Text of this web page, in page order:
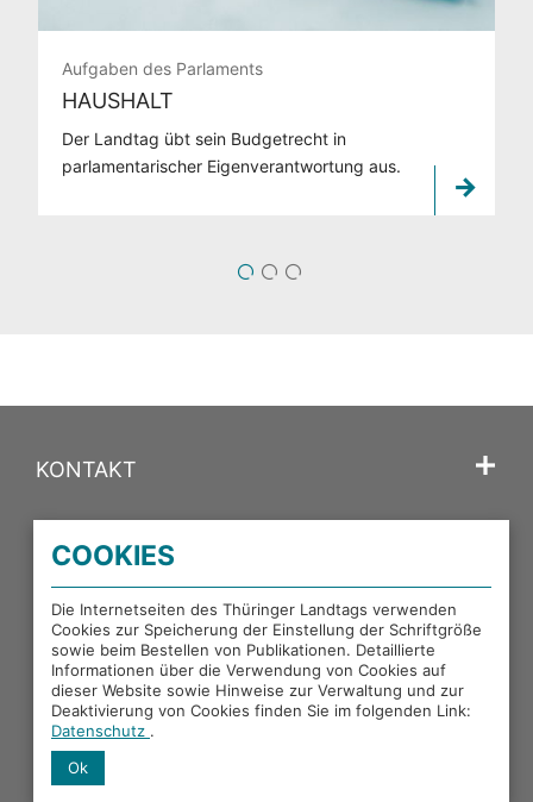
Aufgaben des Parlaments
HAUSHALT
Der Landtag übt sein Budgetrecht in
parlamentarischer Eigenverantwortung aus.
1 2
KONTAKT
PORTALE DES THÜRINGER LANDTAGS
EXTERNE LINKS
Facebook
COOKIES
Die Internetseiten des Thüringer Landtags verwenden
Cookies zur Speicherung der Einstellung der Schriftgröße
sowie beim Bestellen von Publikationen. Detaillierte
Informationen über die Verwendung von Cookies auf
dieser Website sowie Hinweise zur Verwaltung und zur
Deaktivierung von Cookies finden Sie im folgenden Link:
Datenschutz .
Ok